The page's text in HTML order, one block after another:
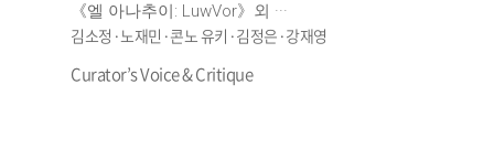
《엘 아나추이: LuwVor》외 ···
김소정·노재민·콘노 유키·김정은·강재영
Curator’s Voice & Critique